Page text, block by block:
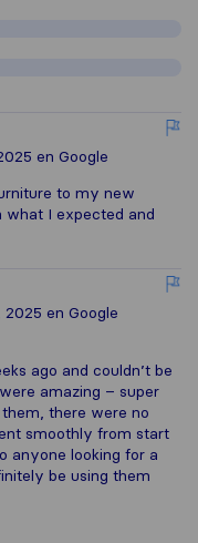
en Google
to my new
what I expected and
2025 en Google
ago and couldn’t be
amazing – super
there were no
smoothly from start
anyone looking for a
be using them